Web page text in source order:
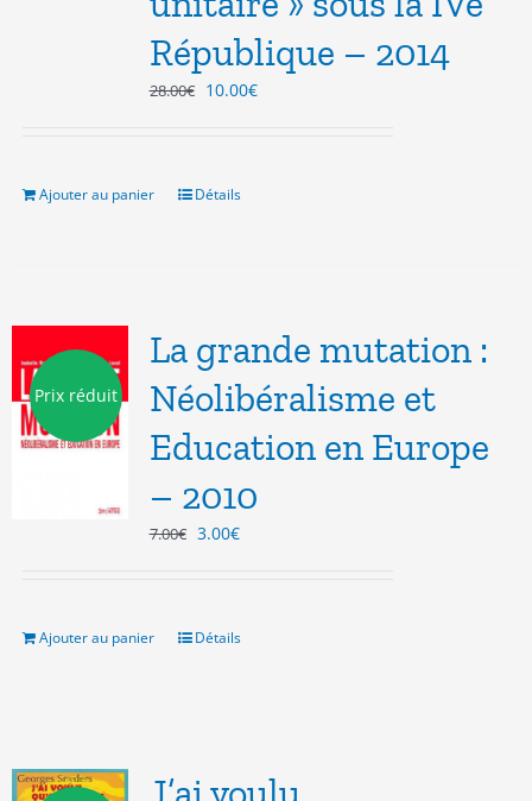
République – 2014
28.00€ Le
28.00€.
10.00€Le
Ajouter au panier Détails
Prix réduit
La grande mutation :
Néolibéralisme et
Education en Europe
– 2010
7.00€ Le
7.00€.
3.00€Le
3.00€.
Ajouter au panier Détails